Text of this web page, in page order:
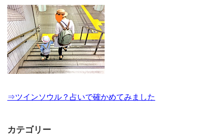
⇒ツインソウル？占いで確かめてみました
カテゴリー